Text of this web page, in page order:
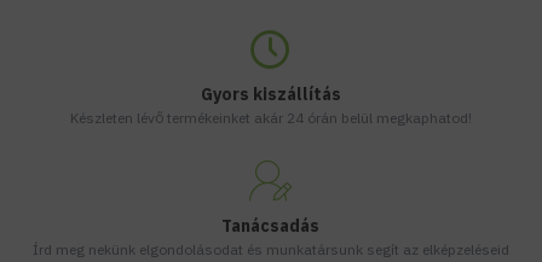
Gyors kiszállítás
Készleten lévő termékeinket akár 24 órán belül megkaphatod!
Tanácsadás
Írd meg nekünk elgondolásodat és munkatársunk segít az elképzeléseid